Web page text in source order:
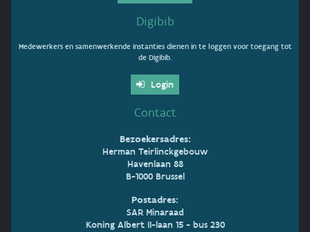
Digibib
Medewerkers en samenwerkende instanties dienen in te loggen voor toegang tot
de Digibib.
Login
Contact
Bezoekersadres:
Herman Teirlinckgebouw
Havenlaan 88
B-1000 Brussel
Postadres:
SAR Minaraad
Koning Albert II-laan 15 - bus 230